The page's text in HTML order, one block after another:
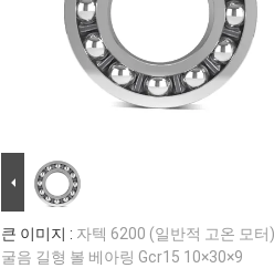
큰 이미지 : 자텍 6200 (일반적 고온 모터
굴음 길형 볼 베아링 Gcr15 10×30×9